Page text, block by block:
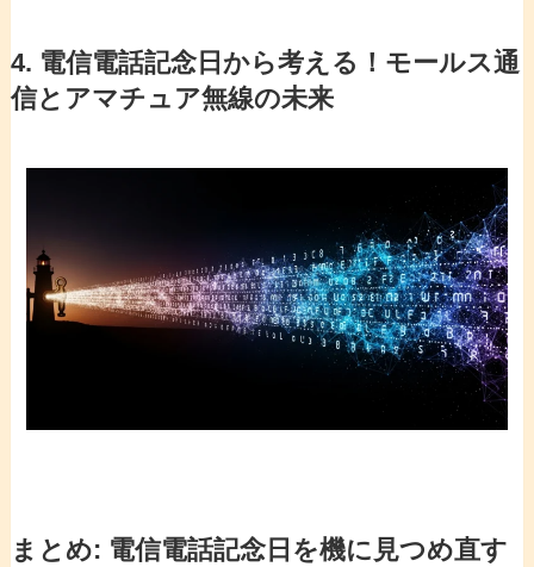
4. 電信電話記念日 から考える！ モールス通
信と アマチュア無線の未来
まとめ: 電信電話記念日 を機に見つめ直す